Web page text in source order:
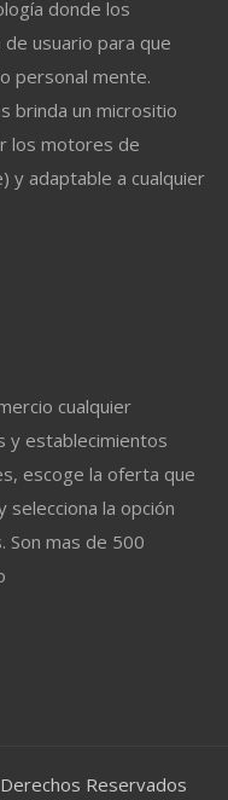
donde los
de usuario para que
personal mente.
brinda un micrositio
los motores de
y adaptable a cualquier
cualquier
y establecimientos
escoge la oferta que
la opción
Son mas de 500
Reservados